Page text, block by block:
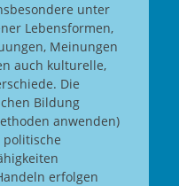
unter
Lebensformen,
Meinungen
auch kulturelle,
Die
Bildung
anwenden)
erfolgen